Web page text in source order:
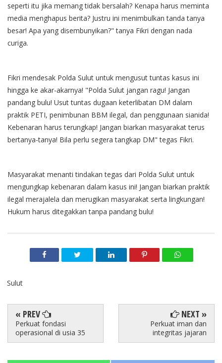
seperti itu jika memang tidak bersalah? Kenapa harus meminta
media menghapus berita? Justru ini menimbulkan tanda tanya
besar! Apa yang disembunyikan?" tanya Fikri dengan nada
curiga.
Fikri mendesak Polda Sulut untuk mengusut tuntas kasus ini
hingga ke akar-akarnya! "Polda Sulut jangan ragu! Jangan
pandang bulu! Usut tuntas dugaan keterlibatan DM dalam
praktik PETI, penimbunan BBM ilegal, dan penggunaan sianida!
Kebenaran harus terungkap! Jangan biarkan masyarakat terus
bertanya-tanya! Bila perlu segera tangkap DM" tegas Fikri.
Masyarakat menanti tindakan tegas dari Polda Sulut untuk
mengungkap kebenaran dalam kasus ini! Jangan biarkan praktik
ilegal merajalela dan merugikan masyarakat serta lingkungan!
Hukum harus ditegakkan tanpa pandang bulu!
Sulut
« PREV
Perkuat fondasi
operasional di usia 35
NEXT »
Perkuat iman dan
integritas jajaran